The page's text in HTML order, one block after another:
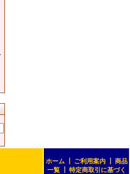
ホーム┃ ご利用案内┃ 商品
一覧┃ 特定商取引に基づく